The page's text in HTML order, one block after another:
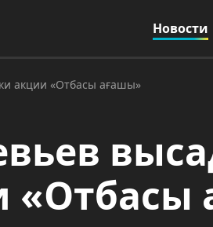
Новости
акции «Отбасы ағашы»
«Отбасы